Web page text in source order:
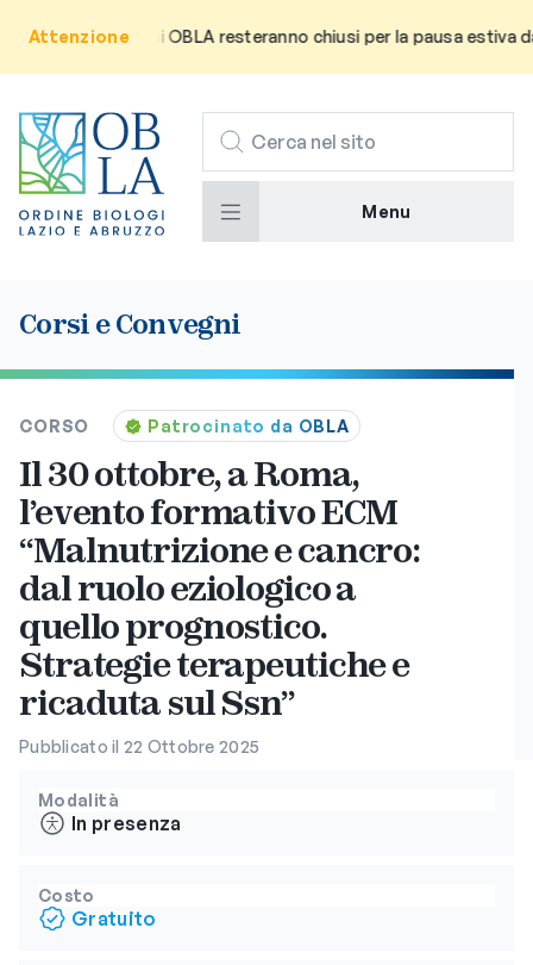
Attenzione
che gli uffici OBLA resteranno chiusi per la pausa estiva da
CERCA
Menu
Corsi e Convegni
CORSO Patrocinato da OBLA
Il 30 ottobre, a Roma,
l’evento formativo ECM
“Malnutrizione e cancro:
dal ruolo eziologico a
quello prognostico.
Strategie terapeutiche e
ricaduta sul Ssn”
Pubblicato il 22 Ottobre 2025
Modalità
In presenza
Costo
Gratuito